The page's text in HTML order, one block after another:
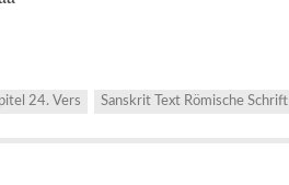
24. Vers Sanskrit Text Römische Schrift